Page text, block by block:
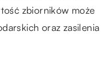
zbiorników może
oraz zasilenia